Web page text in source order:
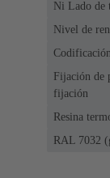
Ni Lado de
Nivel de
Fijación de
fijación
Resina
RAL 7032